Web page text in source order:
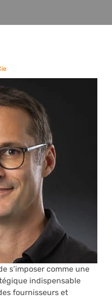
s’imposer comme une
indispensable
fournisseurs et